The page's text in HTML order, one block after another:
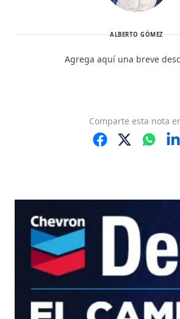
ALBERTO GÓMEZ
Agrega aquí una breve
Comparte esta nota